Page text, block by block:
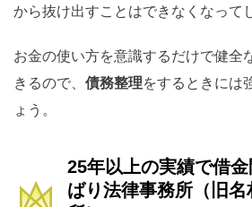
から抜け出すことはできなくなって
お金の使い方を意識するだけで健全
きるので、 債務整理をするときには
ょう。
25年以上の実績で借
ばり法律事務所（旧